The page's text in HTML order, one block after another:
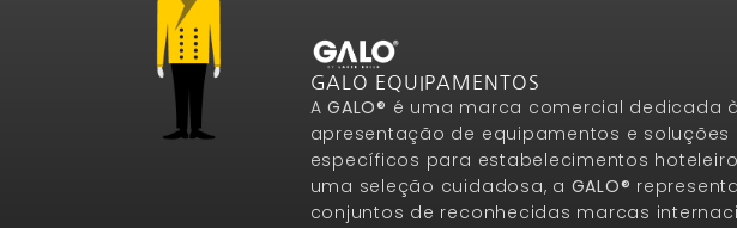
GALO EQUIPAMENTOS
AGALO® é uma marca comercial dedicada à
apresentação de equipamentos e soluções
específicos para estabelecimentos
uma seleção cuidadosa, a GALO®
conjuntos de reconhecidas marcas